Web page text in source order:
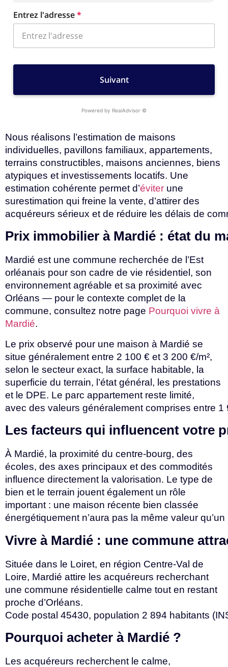
Nous réalisons l’estimation de maisons
individuelles, pavillons familiaux, appartements,
terrains constructibles, maisons anciennes, biens
atypiques et investissements locatifs. Une
estimation cohérente permet d’éviter une
surestimation qui freine la vente, d’attirer des
acquéreurs sérieux et de réduire les délais de
Prix immobilier à Mardié : état du
Mardié est une commune recherchée de l’Est
orléanais pour son cadre de vie résidentiel, son
environnement agréable et sa proximité avec
Orléans — pour le contexte complet de la
commune, consultez notre page Pourquoi vivre à
Mardié.
Le prix observé pour une maison à Mardié se
situe généralement entre 2 100 € et 3 200 €/m²,
selon le secteur exact, la surface habitable, la
superficie du terrain, l’état général, les prestations
et le DPE. Le parc appartement reste limité,
avec des valeurs généralement comprises entre 1
Les facteurs qui influencent votre
À Mardié, la proximité du centre-bourg, des
écoles, des axes principaux et des commodités
influence directement la valorisation. Le type de
bien et le terrain jouent également un rôle
important : une maison récente bien classée
énergétiquement n’aura pas la même valeur qu’un
Vivre à Mardié : une commune
Située dans le Loiret, en région Centre-Val de
Loire, Mardié attire les acquéreurs recherchant
une commune résidentielle calme tout en restant
proche d’Orléans.
Code postal 45430, population 2 894 habitants
Pourquoi acheter à Mardié ?
Les acquéreurs recherchent le calme,